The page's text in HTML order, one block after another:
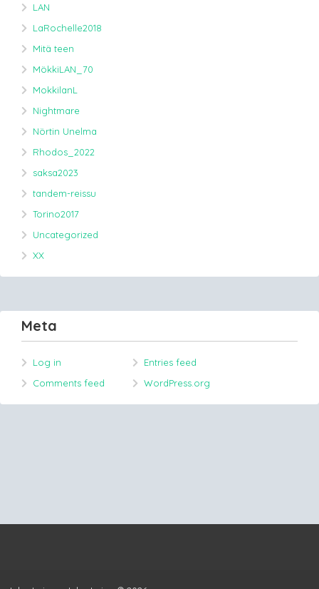
LAN
LaRochelle2018
Mitä teen
MökkiLAN_70
MokkilanL
Nightmare
Nörtin Unelma
Rhodos_2022
saksa2023
tandem-reissu
Torino2017
Uncategorized
XX
Meta
Log in
Entries feed
Comments feed
WordPress.org